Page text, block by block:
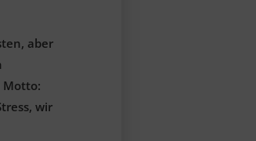
aber
Motto:
wir